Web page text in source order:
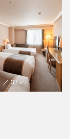
33㎡